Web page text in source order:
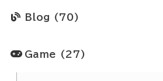
Blog (70)
Game (27)